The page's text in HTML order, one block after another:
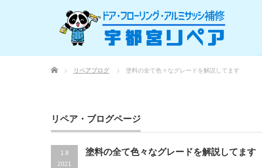
Home リペアブログ 塗料の全て色々なグレードを解説してます
リペア・ブログページ
1.8
2021
塗料の全て色々なグレードを解説してます